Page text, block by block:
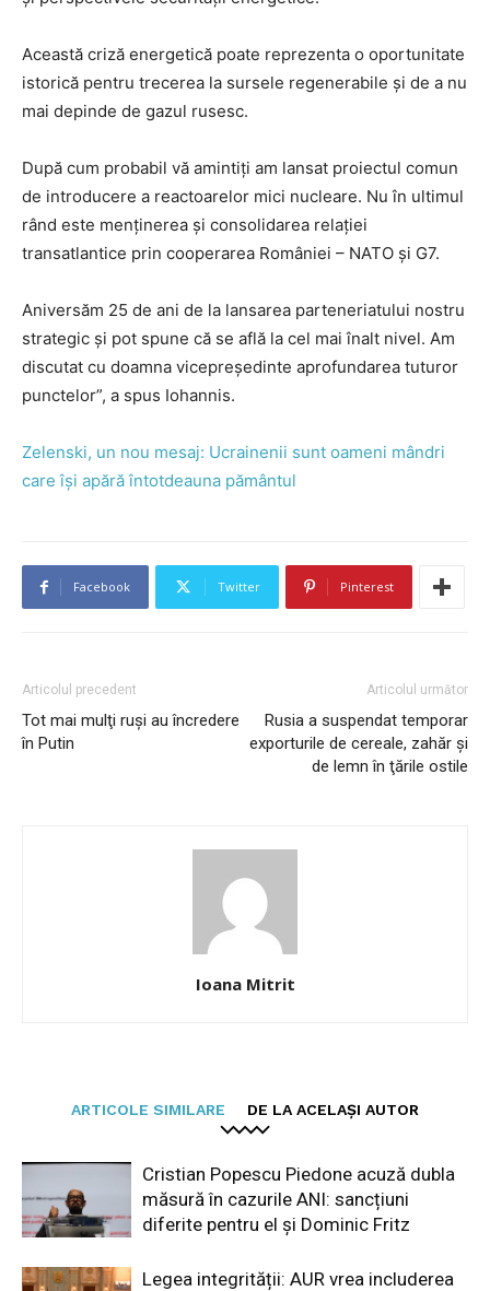
Această criză energetică poate reprezenta o oportunitate
istorică pentru trecerea la sursele regenerabile și de a nu
mai depinde de gazul rusesc.
După cum probabil vă amintiți am lansat proiectul comun
de introducere a reactoarelor mici nucleare. Nu în ultimul
rând este menținerea și consolidarea relației
transatlantice prin cooperarea României – NATO și G7.
Aniversăm 25 de ani de la lansarea parteneriatului nostru
strategic și pot spune că se află la cel mai înalt nivel. Am
discutat cu doamna vicepreședinte aprofundarea tuturor
punctelor”, a spus Iohannis.
Zelenski, un nou mesaj: Ucrainenii sunt oameni mândri
care își apără întotdeauna pământul
Facebook Twitter Pinterest
Articolul precedent
Tot mai mulţi ruşi au încredere
în Putin
Articolul următor
Rusia a suspendat temporar
exporturile de cereale, zahăr şi
de lemn în ţările ostile
Ioana Mitrit
ARTICOLE SIMILARE DE LA ACELAȘI AUTOR
Cristian Popescu Piedone acuză dubla
măsură în cazurile ANI: sancțiuni
diferite pentru el și Dominic Fritz
Legea integrității: AUR vrea includerea